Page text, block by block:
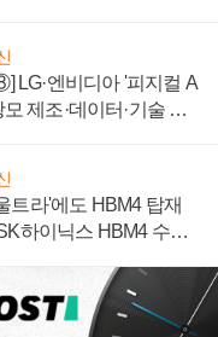
LG·엔비디아 '피지컬 A
제조·데이터·기술 결
트라'에도 HBM4 탑재
하이닉스 HBM4 수율